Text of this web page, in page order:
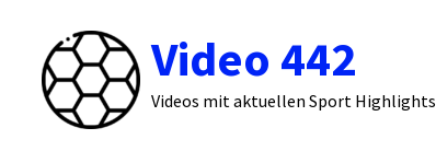
springen
Video 442
Videos mit aktuellen Sport Highlights